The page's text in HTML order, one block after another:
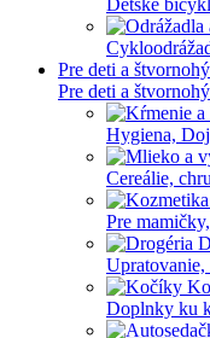
Detské
Pre deti a
Pre deti a
Hygiena,
Cereálie,
Pre mamičky,
Upratovanie,
Doplnky ku